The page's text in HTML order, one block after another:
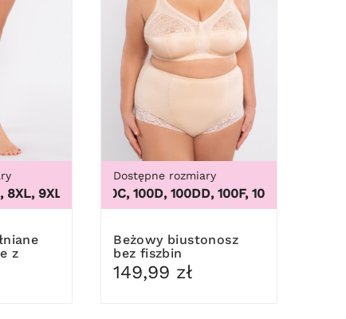
58, 60/62
9XL, 3XL, 4XL, 5XL, 6XL, 7XL, 8XL, 9XL
z
Dostępne rozmiary
100B, 100C, 100D, 100DD, 100F, 100G, 100H,
Beżowy biustonosz
bez fiszbin
149,99 zł